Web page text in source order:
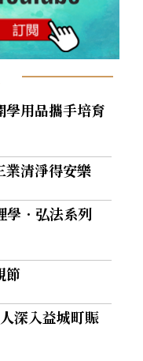
用品攜手培育
清淨得安樂
學．弘法系列
節
深入益城町賑